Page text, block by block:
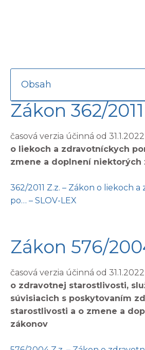
Obsah
Zákon 362/2011
časová verzia účinná od
o liekoch a zdravotníckych
zmene a doplnení niektorých
362/2011 Z.z. – Zákon o liekoch
po… – SLOV-LEX
Zákon 576/
časová verzia účinná od
o zdravotnej starostlivosti,
súvisiacich s poskytovaním
starostlivosti a o zmene a
zákonov